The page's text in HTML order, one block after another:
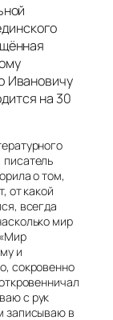
Ивановичу
на 30
о том,
от какой
всегда
мир
и
сокровенно
с рук
записываю в